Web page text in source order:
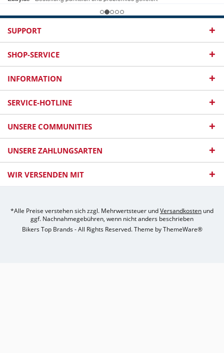
SUPPORT
SHOP-SERVICE
INFORMATION
SERVICE-HOTLINE
UNSERE COMMUNITIES
UNSERE ZAHLUNGSARTEN
WIR VERSENDEN MIT
*Alle Preise verstehen sich zzgl. Mehrwertsteuer undVersandkosten und
ggf. Nachnahmegebühren, wenn nicht anders beschrieben
Bikers Top Brands - All Rights Reserved. Theme byThemeWare®